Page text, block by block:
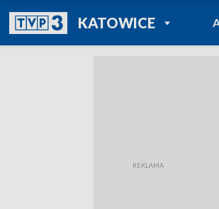
KATOWICEPOWRÓT DO
TVP REGIONY